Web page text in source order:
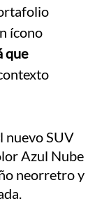
ícono
que